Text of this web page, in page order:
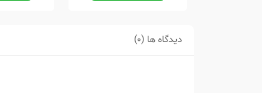
دیدگاه ها (0)